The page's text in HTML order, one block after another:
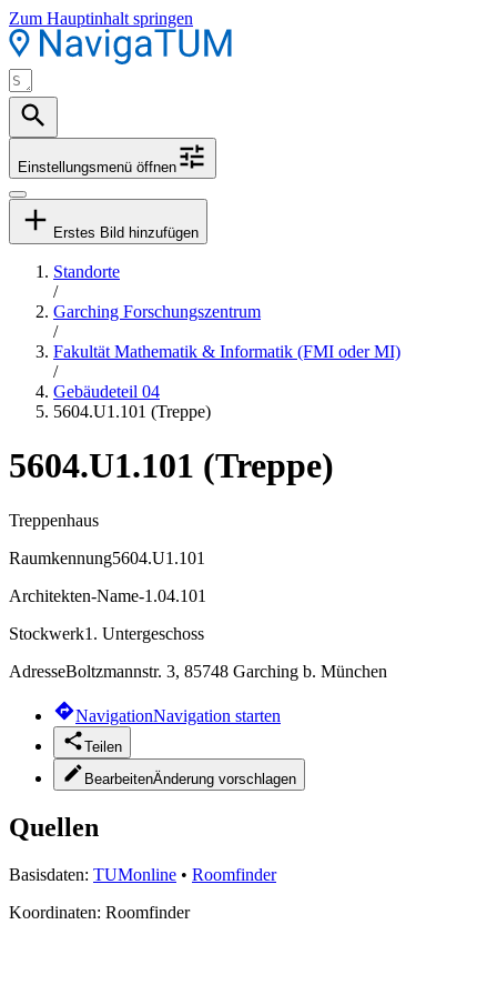
Zum Hauptinhalt springen
Einstellungsmenü öffnen
Erstes Bild hinzufügen
Standorte
/
Garching Forschungszentrum
/
Fakultät Mathematik & Informatik (FMI oder MI)
/
Gebäudeteil 04
5604.U1.101 (Treppe)
5604.U1.101 (Treppe)
Treppenhaus
Raumkennung5604.U1.101
Architekten-Name-1.04.101
Stockwerk1. Untergeschoss
AdresseBoltzmannstr. 3, 85748 Garching b. München
NavigationNavigation starten
Teilen
BearbeitenÄnderung vorschlagen
Quellen
Basisdaten: TUMonline • Roomfinder
Koordinaten: Roomfinder